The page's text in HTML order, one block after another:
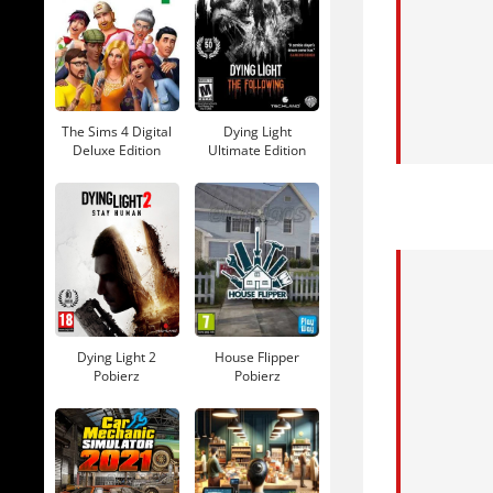
Utrata
Po misji
pojawi
jest po
Jeśli
The Sims 4 Digital
Deluxe Edition
Dying Light
Ultimate Edition
Dying Light 2
Pobierz
House Flipper
Pobierz